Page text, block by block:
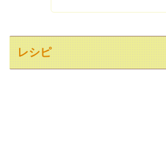
レシピ